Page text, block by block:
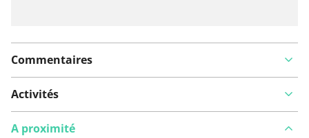
Commentaires
Activités
A proximité